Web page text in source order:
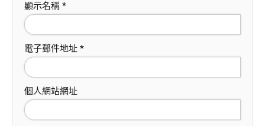
顯示名稱 *
電子郵件地址 *
個人網站網址